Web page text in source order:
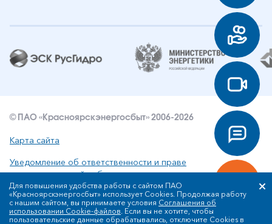
© ПАО «Красноярскэнергосбыт» 2006-2026
Карта сайта
Уведомление об ответственности и праве
интеллектуальной собственности
Политика ПАО «Красноярскэнергосбыт» в отношении
обработки персональных данных
Для повышения удобства работы с сайтом ПАО
«Красноярскэнергосбыт» использует Cookies. Продолжая работу
с нашим сайтом, вы принимаете условия Соглашения об
использовании Cookie-файлов. Если вы не хотите, чтобы
пользовательские данные обрабатывались, отключите Cookies в